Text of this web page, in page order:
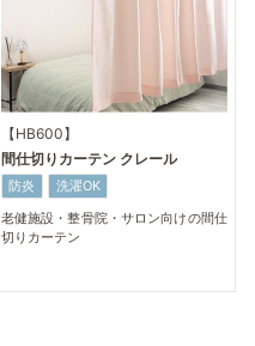
【HB600】
間仕切りカーテン クレール
防炎
洗濯OK
老健施設・整骨院・サロン向けの間仕
切りカーテン